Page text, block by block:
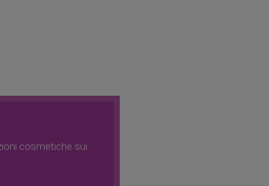
cosmetiche sui